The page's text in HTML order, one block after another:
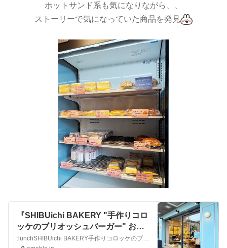
ホットサンド系も気になりながら、、
ストーリーで気になっていた商品を発見
『SHIBUichi BAKERY "手作りコロ
ッケのブリオッシュバーガー" お気
に入りのスタバ＊』
:lunchSHIBUichi BAKERY手作りコロッケのブリオッシュバーガー今日東京は30度超えの中、たろのサッカーでした暑かった、、さてこちらは3月上旬…